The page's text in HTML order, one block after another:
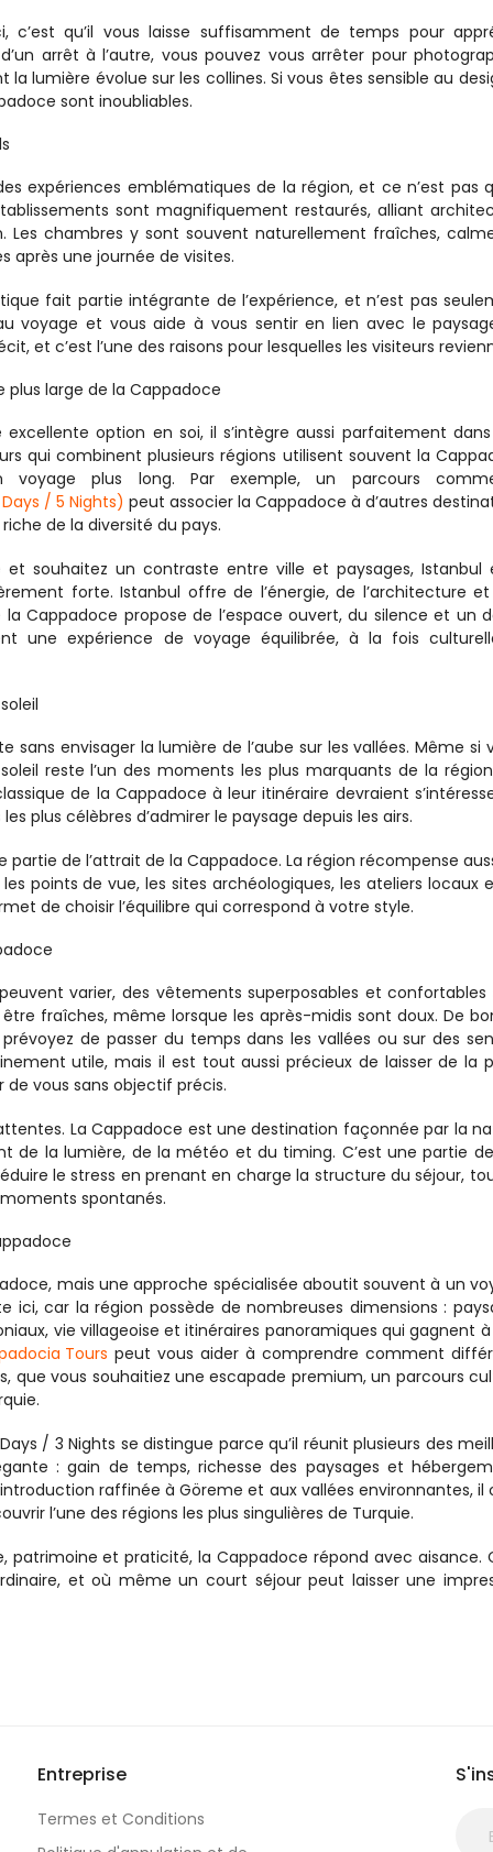
qu’il vous laisse suffisamment de temps pour
arrêt à l’autre, vous pouvez vous arrêter pour
lumière évolue sur les collines. Si vous êtes sensible au
sont inoubliables.
expériences emblématiques de la région, et ce n’est pas
sont magnifiquement restaurés, alliant
chambres y sont souvent naturellement fraîches,
après une journée de visites.
fait partie intégrante de l’expérience, et n’est pas
voyage et vous aide à vous sentir en lien avec le
et c’est l’une des raisons pour lesquelles les visiteurs
large de la Cappadoce
option en soi, il s’intègre aussi parfaitement
qui combinent plusieurs régions utilisent souvent la
voyage plus long. Par exemple, un parcours
/ 5 Nights) peut associer la Cappadoce à d’autres
de la diversité du pays.
souhaitez un contraste entre ville et paysages, Istanbul
forte. Istanbul offre de l’énergie, de l’architecture
Cappadoce propose de l’espace ouvert, du silence et un
une expérience de voyage équilibrée, à la fois
envisager la lumière de l’aube sur les vallées. Même si
reste l’un des moments les plus marquants de la
de la Cappadoce à leur itinéraire devraient
plus célèbres d’admirer le paysage depuis les airs.
de l’attrait de la Cappadoce. La région récompense
points de vue, les sites archéologiques, les ateliers locaux
de choisir l’équilibre qui correspond à votre style.
varier, des vêtements superposables et confortables
fraîches, même lorsque les après-midis sont doux. De
de passer du temps dans les vallées ou sur des
utile, mais il est tout aussi précieux de laisser de la
vous sans objectif précis.
La Cappadoce est une destination façonnée par la
de la lumière, de la météo et du timing. C’est une partie
le stress en prenant en charge la structure du séjour,
spontanés.
mais une approche spécialisée aboutit souvent à un
ici, car la région possède de nombreuses dimensions :
vie villageoise et itinéraires panoramiques qui gagnent
Tours peut vous aider à comprendre comment
que vous souhaitiez une escapade premium, un parcours
/ 3 Nights se distingue parce qu’il réunit plusieurs des
: gain de temps, richesse des paysages et
raffinée à Göreme et aux vallées environnantes, il
l’une des régions les plus singulières de Turquie.
patrimoine et praticité, la Cappadoce répond avec aisance.
et où même un court séjour peut laisser une
Entreprise
Termes et Conditions